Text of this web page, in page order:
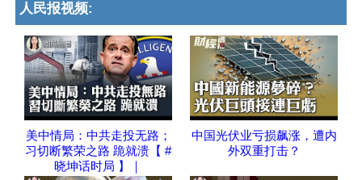
人民报视频:
美中情局：中共走投无路；
习切断繁荣之路 跪就溃【 #
晓坤话时局 】｜
中国光伏业亏损飙涨，遭内
外双重打击？